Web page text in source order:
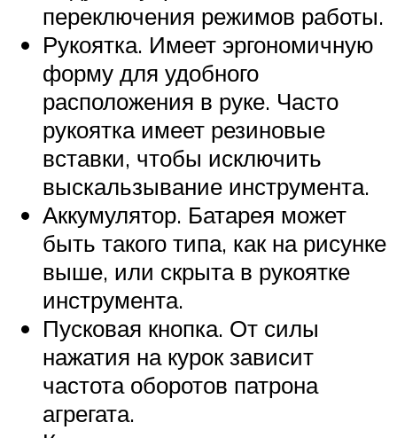
переключения режимов работы.
Рукоятка. Имеет эргономичную
форму для удобного
расположения в руке. Часто
рукоятка имеет резиновые
вставки, чтобы исключить
выскальзывание инструмента.
Аккумулятор. Батарея может
быть такого типа, как на рисунке
выше, или скрыта в рукоятке
инструмента.
Пусковая кнопка. От силы
нажатия на курок зависит
частота оборотов патрона
агрегата.